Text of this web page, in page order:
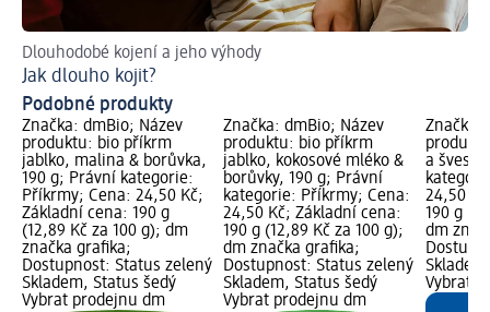
Dlouhodobé kojení a jeho výhody
Jak dlouho kojit?
Podobné produkty
Značka: dmBio; Název
produktu: bio příkrm
jablko, malina & borůvka,
190 g; Právní kategorie:
Příkrmy; Cena: 24,50 Kč;
Základní cena: 190 g
(12,89 Kč za 100 g); dm
značka grafika;
Dostupnost: Status zelený
Skladem, Status šedý
Vybrat prodejnu dm
Značka: dmBio; Název
produktu: bio příkrm
jablko, kokosové mléko &
borůvky, 190 g; Právní
kategorie: Příkrmy; Cena:
24,50 Kč; Základní cena:
190 g (12,89 Kč za 100 g);
dm značka grafika;
Dostupnost: Status zelený
Skladem, Status šedý
Vybrat prodejnu dm
Značka:
a
24,50
190 g
dm
Vybrat